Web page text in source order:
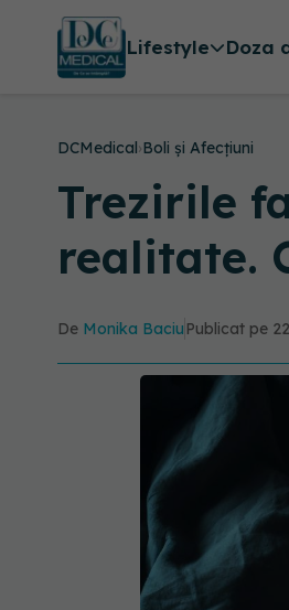
Lifestyle Doza
DCMedical›Boli și Afecțiuni
Trezirile
realitate.
De Monika Baciu Publicat pe